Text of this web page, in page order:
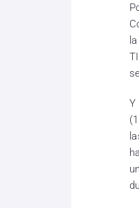
Y